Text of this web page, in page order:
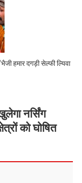
हमार दगड़ी सेल्फी ल्यिवा
नर्सिंग
को घोषित